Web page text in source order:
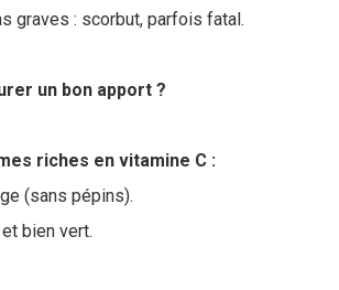
graves : scorbut, parfois fatal.
un bon apport ?
riches en vitamine C :
(sans pépins).
bien vert.